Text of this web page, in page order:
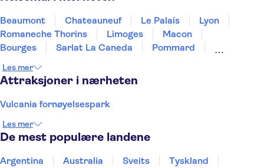
Beaumont Chateauneuf Le Palais
Lyon
Romaneche Thorins
Limoges
Macon
Bourges
Sarlat La Caneda
Pommard
Chambéry
Les mer
Attraksjoner i nærheten
Vulcania fornøyelsespark
Les mer
De mest populære landene
Argentina Australia Sveits
Tyskland